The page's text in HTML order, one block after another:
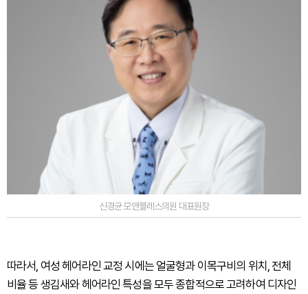
신경균 모앤블레스의원 대표원장
따라서, 여성 헤어라인 교정 시에는 얼굴형과 이목구비의 위치, 전체
비율 등 생김새와 헤어라인 특성을 모두 종합적으로 고려하여 디자인